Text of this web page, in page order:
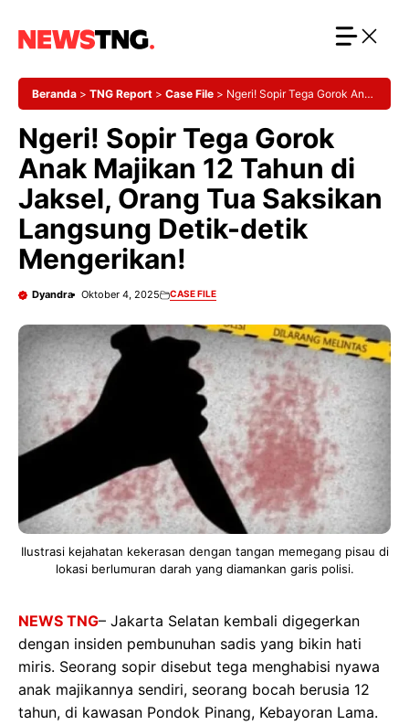
Beranda > TNG Report > Case File > Ngeri! Sopir Tega Gorok Anak
detik Mengerikan!
Ngeri! Sopir Tega Gorok
Anak Majikan 12 Tahun di
Jaksel, Orang Tua Saksikan
Langsung Detik-detik
Mengerikan!
Dyandra Oktober 4, 2025 CASE FILE
Ilustrasi kejahatan kekerasan dengan tangan memegang pisau di
lokasi berlumuran darah yang diamankan garis polisi.
NEWS TNG– Jakarta Selatan kembali digegerkan
dengan insiden pembunuhan sadis yang bikin hati
miris. Seorang sopir disebut tega menghabisi nyawa
anak majikannya sendiri, seorang bocah berusia 12
tahun, di kawasan Pondok Pinang, Kebayoran Lama.